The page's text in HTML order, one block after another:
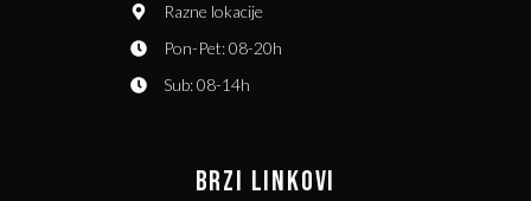
Razne lokacije
Pon-Pet: 08-20h
Sub: 08-14h
BRZI LINKOVI